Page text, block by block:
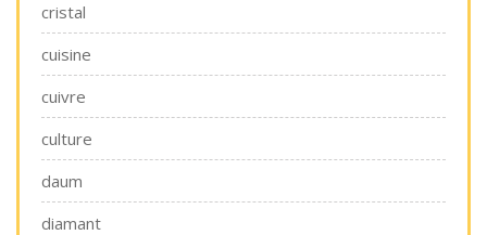
cristal
cuisine
cuivre
culture
daum
diamant